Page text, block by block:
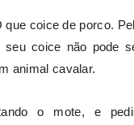
que coice de porco.
seu coice não pode
animal cavalar.
o mote, e